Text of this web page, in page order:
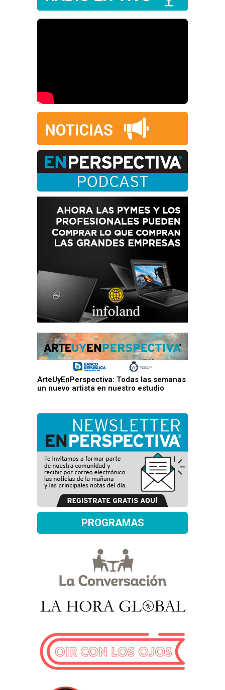
ArteUyEnPerspectiva: Todas las semanas
un nuevo artista en nuestro estudio
PROGRAMAS